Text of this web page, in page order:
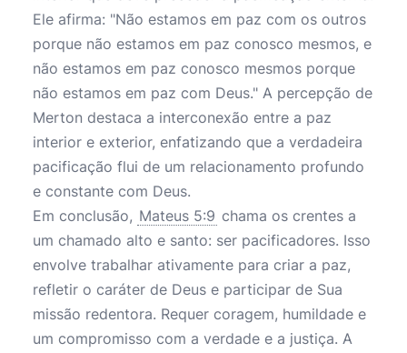
Ele afirma: "Não estamos em paz com os outros
porque não estamos em paz conosco mesmos, e
não estamos em paz conosco mesmos porque
não estamos em paz com Deus." A percepção de
Merton destaca a interconexão entre a paz
interior e exterior, enfatizando que a verdadeira
pacificação flui de um relacionamento profundo
e constante com Deus.
Em conclusão, Mateus 5:9 chama os crentes a
um chamado alto e santo: ser pacificadores. Isso
envolve trabalhar ativamente para criar a paz,
refletir o caráter de Deus e participar de Sua
missão redentora. Requer coragem, humildade e
um compromisso com a verdade e a justiça. A